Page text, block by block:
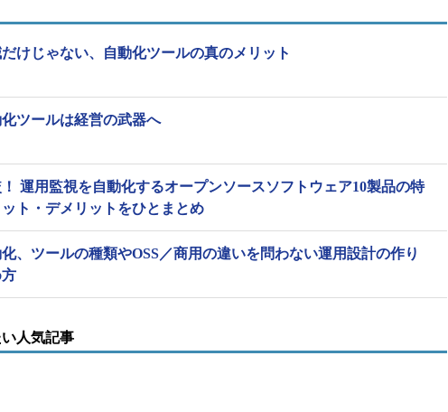
けじゃない、自動化ツールの真のメリット
ツールは経営の武器へ
運用監視を自動化するオープンソースソフトウェア10製品の特
ト・デメリットをひとまとめ
、ツールの種類やOSS／商用の違いを問わない運用設計の作り
人気記事